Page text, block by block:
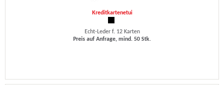
Kreditkartenetui
Echt-Leder f. 12 Karten
Preis auf Anfrage, mind. 50 Stk.